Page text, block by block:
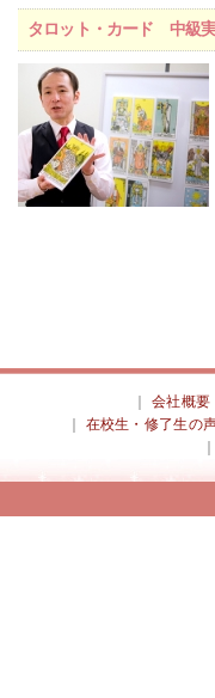
タロット・カード 中級
会社概要
在校生・修了生の